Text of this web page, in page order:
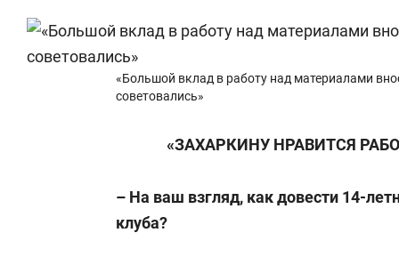
«Большой вклад в работу над материалами
советовались»
«ЗАХАРКИНУ НРАВИТСЯ
– На ваш взгляд, как довести 14-
клуба?